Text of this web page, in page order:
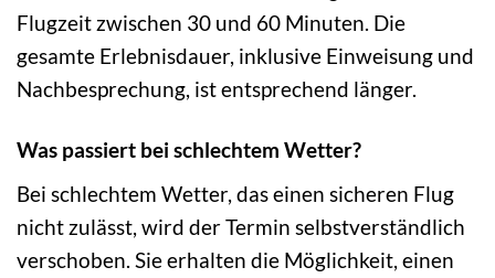
Flugzeit zwischen 30 und 60 Minuten. Die
gesamte Erlebnisdauer, inklusive Einweisung und
Nachbesprechung, ist entsprechend länger.
Was passiert bei schlechtem Wetter?
Bei schlechtem Wetter, das einen sicheren Flug
nicht zulässt, wird der Termin selbstverständlich
verschoben. Sie erhalten die Möglichkeit, einen